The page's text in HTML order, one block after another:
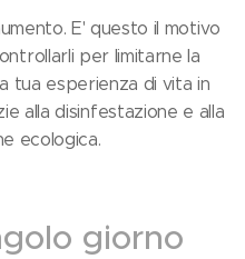
E' questo il motivo
per limitarne la
tua esperienza di vita in
alla disinfestazione e alla
ecologica.
giorno